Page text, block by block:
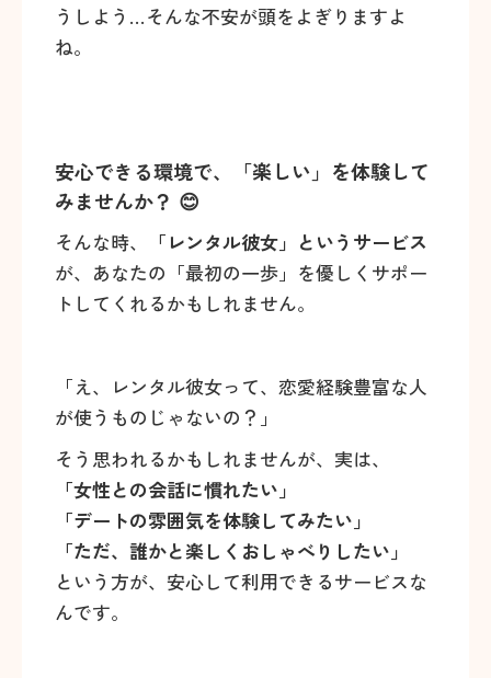
うしよう…そんな不安が頭をよぎりますよ
ね。
安心できる環境で、「楽しい」を体験して
みませんか？ 😊
そんな時、
「レンタル彼女」というサービス
が、あなたの「最初の一歩」を優しくサポー
トしてくれるかもしれません。
「え、レンタル彼女って、恋愛経験豊富な人
が使うものじゃないの？」
そう思われるかもしれませんが、実は、
「女性との会話に慣れたい」
「デートの雰囲気を体験してみたい」
「ただ、誰かと楽しくおしゃべりしたい」
という方が、安心して利用できるサービスな
んです。